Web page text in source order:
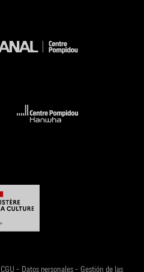
CGU - Datos personales- Gestión de las